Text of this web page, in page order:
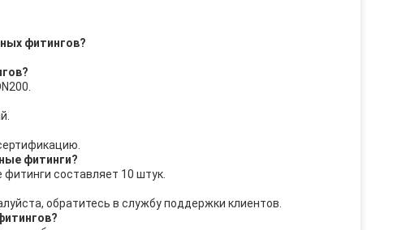
фитингов?
фитинги?
составляет 10 штук.
обратитесь в службу поддержки клиентов.